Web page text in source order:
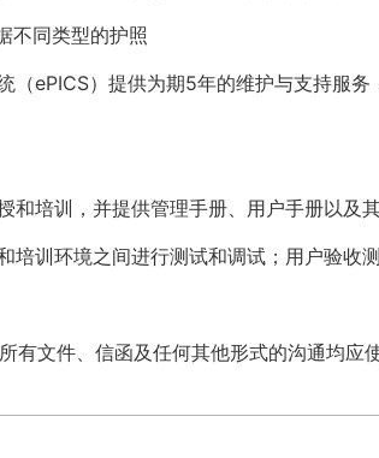
不同类型的护照
（ePICS）提供为期5年的维护与支持服
和培训，并提供管理手册、用户手册以及
培训环境之间进行测试和调试；用户验收
有文件、信函及任何其他形式的沟通均应